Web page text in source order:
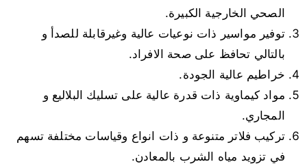
الصحي الخارجية الكبيرة.
توفير مواسير ذات نوعيات عالية وغيرقابلة للصدأ و
بالتالي تحافظ على صحة الافراد.
خراطيم عالية الجودة.
مواد كيماوية ذات قدرة عالية على تسليك البلاليع و
المجاري.
تركيب فلاتر متنوعة و ذات انواع وقياسات مختلفة تسهم
في تزويد مياه الشرب بالمعادن.